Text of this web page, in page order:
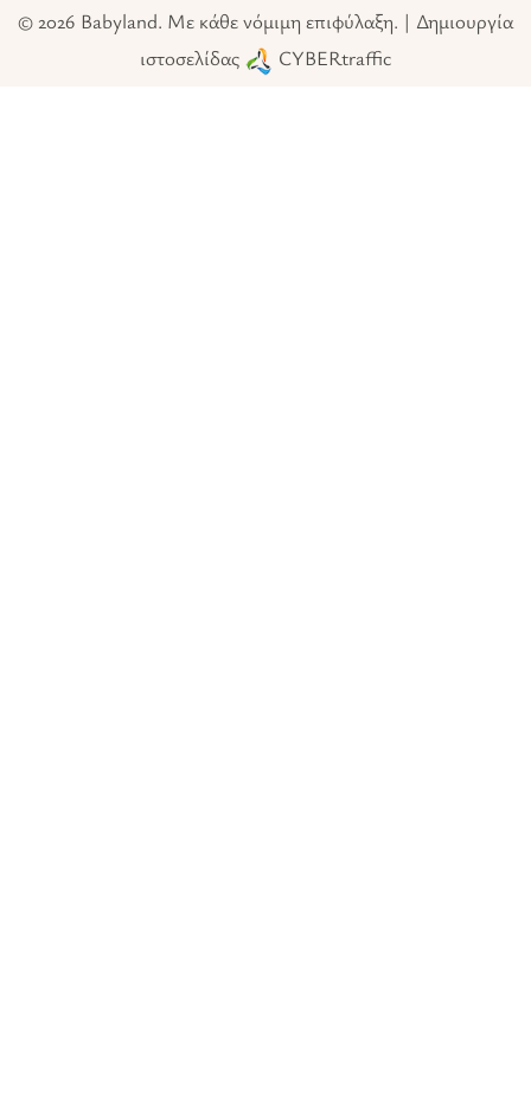
© 2026 Babyland. Με κάθε νόμιμη επιφύλαξη. | Δημιουργία
ιστοσελίδας
CYBERtraffic